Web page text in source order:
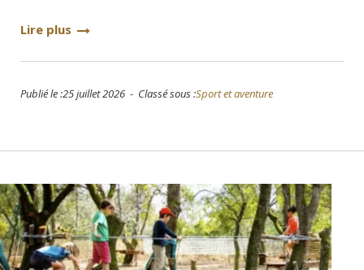
Lire plus
Publié le :25 juillet 2026 - Classé sous :Sport et aventure